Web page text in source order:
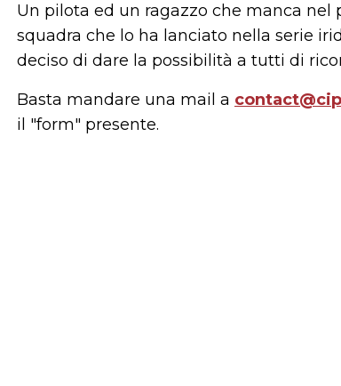
Un pilota ed un ragazzo che manca
squadra che lo ha lanciato nella serie
deciso di dare la possibilità a tutti di
Basta mandare una mail a
il "form" presente.